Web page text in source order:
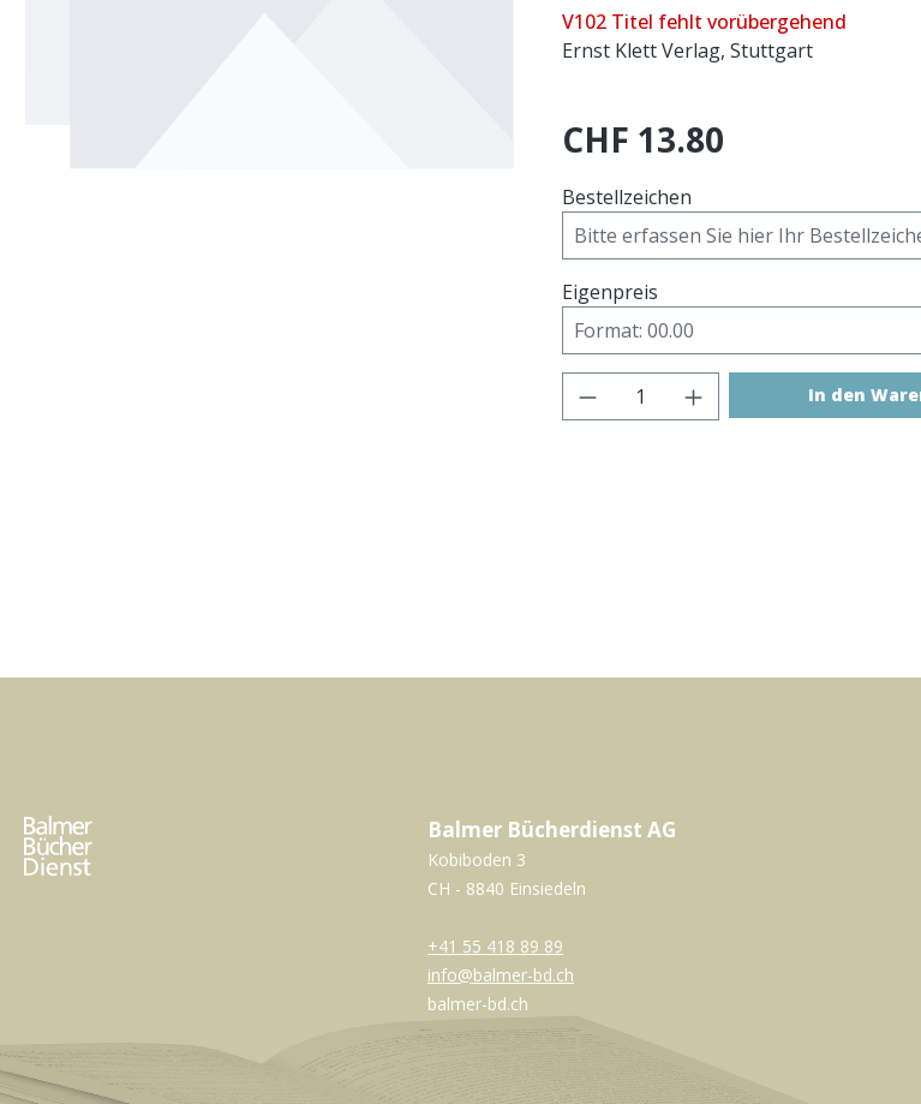
V102 Titel fehlt vorübergehend
Ernst Klett Verlag, Stuttgart
CHF 13.80
Bestellzeichen
Eigenpreis
Produkt Anzahl: Gib den
In den
Balmer Bücherdienst AG
Kobiboden 3
CH - 8840 Einsiedeln
+41 55 418 89 89
info@balmer-bd.ch
balmer-bd.ch